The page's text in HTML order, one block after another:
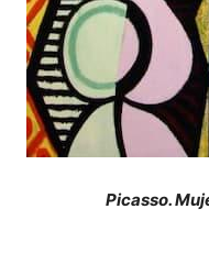
Picasso.